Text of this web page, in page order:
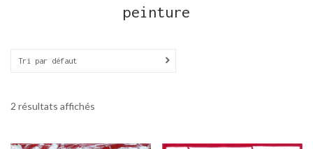
peinture
Tri par défaut
2 résultats affichés